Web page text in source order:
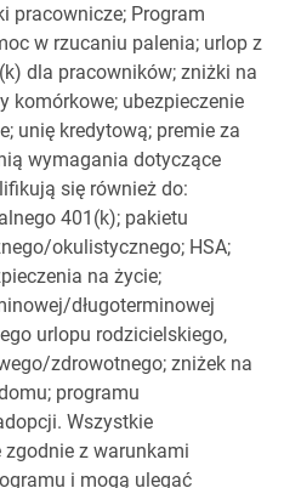
pracownicze; Program
w rzucaniu palenia; urlop z
dla pracowników; zniżki na
komórkowe; ubezpieczenie
unię kredytową; premie za
wymagania dotyczące
się również do:
401(k); pakietu
okulistycznego; HSA;
na życie;
długoterminowej
urlopu rodzicielskiego,
zdrowotnego; zniżek na
programu
Wszystkie
z warunkami
i mogą ulegać